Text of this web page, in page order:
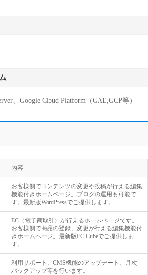
、Google Cloud Platform（GAE,GCP等）
内容
お客様側でコンテンツの変更や投稿が行える編集
機能付きホームページ。ブログの運用も可能で
す。最新版WordPressでご提供します。
EC（電子商取引）が行えるホームページです。
お客様側で商品の登録、変更が行える編集機能付
きホームページ。最新版EC Cubeでご提供しま
す。
利用サポート、CMS機能のアップデート、月次
バックアップ等を行います。